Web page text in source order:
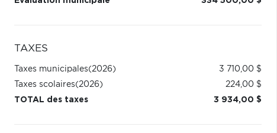
TAXES
Taxes municipales(2026)
3 710,00 $
Taxes scolaires(2026)
224,00 $
TOTAL des taxes
3 934,00 $